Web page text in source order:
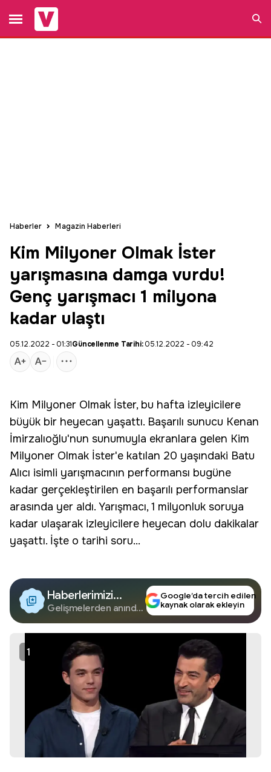
Haberler Magazin Haberleri
Kim Milyoner Olmak İster
yarışmasına damga vurdu!
Genç yarışmacı 1 milyona
kadar ulaştı
05.12.2022 - 01:31Güncellenme Tarihi:05.12.2022 - 09:42
Kim Milyoner Olmak İster, bu hafta izleyicilere
büyük bir heyecan yaşattı. Başarılı sunucu Kenan
İmirzalıoğlu'nun sunumuyla ekranlara gelen Kim
Milyoner Olmak İster'e katılan 20 yaşındaki Batu
Alıcı isimli yarışmacının performansı bugüne
kadar gerçekleştirilen en başarılı performanslar
arasında yer aldı. Yarışmacı, 1 milyonluk soruya
kadar ulaşarak izleyicilere heyecan dolu dakikalar
yaşattı. İşte o tarihi soru...
Haberlerimizi
Google'da Takip
Edin
Gelişmelerden anında
Google’da tercih edilen
kaynak olarak ekleyin
1